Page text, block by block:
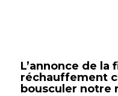
L’annonce de la
réchauffement
bousculer notre